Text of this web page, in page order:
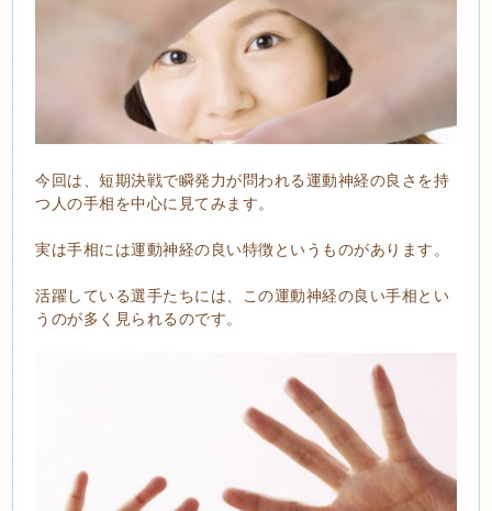
今回は、短期決戦で瞬発力が問われる運動神経の良さを持
つ人の手相を中心に見てみます。
実は手相には運動神経の良い特徴というものがあります。
活躍している選手たちには、この運動神経の良い手相とい
うのが多く見られるのです。